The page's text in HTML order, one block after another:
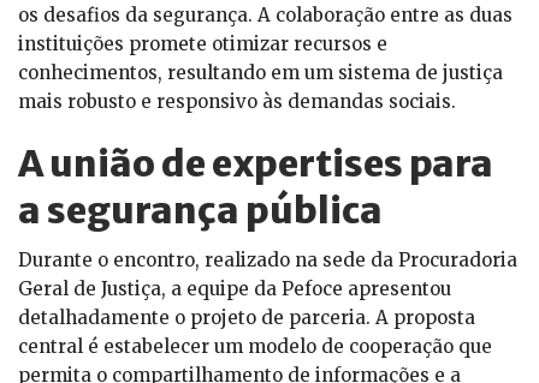
os desafios da segurança. A colaboração entre as duas
instituições promete otimizar recursos e
conhecimentos, resultando em um sistema de justiça
mais robusto e responsivo às demandas sociais.
A união de expertises para
a segurança pública
Durante o encontro, realizado na sede da Procuradoria
Geral de Justiça, a equipe da Pefoce apresentou
detalhadamente o projeto de parceria. A proposta
central é estabelecer um modelo de cooperação que
permita o compartilhamento de informações e a